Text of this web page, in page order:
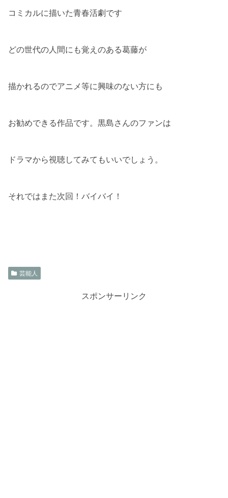
コミカルに描いた青春活劇です
どの世代の人間にも覚えのある葛藤が
描かれるのでアニメ等に興味のない方にも
お勧めできる作品です。黒島さんのファンは
ドラマから視聴してみてもいいでしょう。
それではまた次回！バイバイ！
芸能人
スポンサーリンク